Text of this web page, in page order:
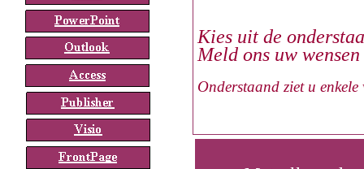
Kies uit de
Meld ons uw
Onderstaand ziet u